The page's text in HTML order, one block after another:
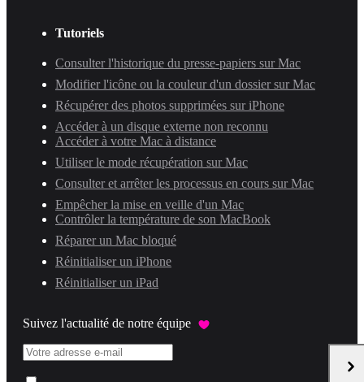
Tutoriels
Consulter l'historique du presse-papiers sur Mac
Modifier l'icône ou la couleur d'un dossier sur Mac
Récupérer des photos supprimées sur iPhone
Accéder à un disque externe non reconnu
Accéder à votre Mac à distance
Utiliser le mode récupération sur Mac
Consulter et arrêter les processus en cours sur Mac
Empêcher la mise en veille d'un Mac
Contrôler la température de son MacBook
Réparer un Mac bloqué
Réinitialiser un iPhone
Réinitialiser un iPad
Suivez l'actualité de notre équipe